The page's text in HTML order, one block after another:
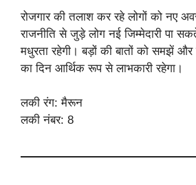
रोजगार की तलाश कर रहे लोगों को नए
राजनीति से जुड़े लोग नई जिम्मेदारी पा
मधुरता रहेगी। बड़ों की बातों को समझें
का दिन आर्थिक रूप से लाभकारी रहेगा।
लकी रंग: मैरून
लकी नंबर: 8